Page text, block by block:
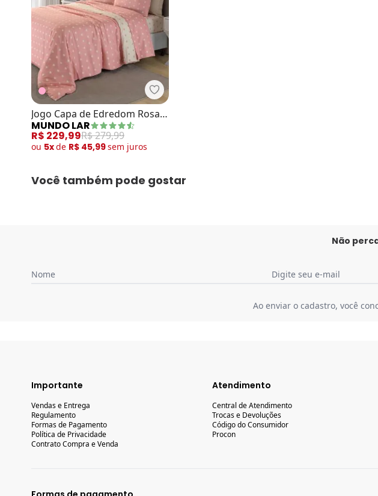
Mundo Lar - Jogo Capa de Edredom Rosa Queen 3
Jogo Capa de Edredom Rosa
Queen 3 Peças
MUNDO LAR
R$ 229,99R$ 279,99
ou 5xde R$ 45,99sem juros
Você também pode gostar
Não
Nome Digite seu e-mail
Ao enviar o cadastro, você
Importante
Vendas e Entrega
Regulamento
Formas de Pagamento
Política de Privacidade
Contrato Compra e Venda
Atendimento
Central de Atendimento
Trocas e Devoluções
Código do Consumidor
Procon